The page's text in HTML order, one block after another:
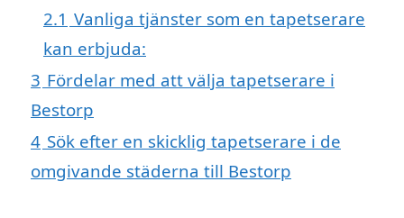
2.1 Vanliga tjänster som en tapetserare
kan erbjuda:
3 Fördelar med att välja tapetserare i
Bestorp
4 Sök efter en skicklig tapetserare i de
omgivande städerna till Bestorp